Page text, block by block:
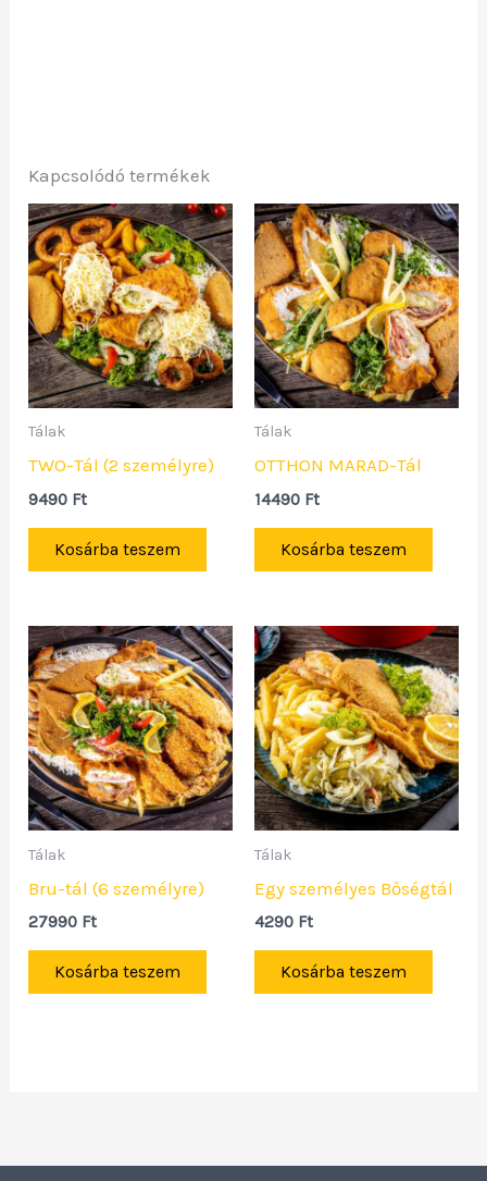
Kapcsolódó termékek
Tálak
TWO-Tál (2 személyre)
9490 Ft
Kosárba teszem
Tálak
OTTHON MARAD-Tál
14490 Ft
Kosárba teszem
Tálak
Bru-tál (6 személyre)
27990 Ft
Kosárba teszem
Tálak
Egy személyes Bőségtál
4290 Ft
Kosárba teszem